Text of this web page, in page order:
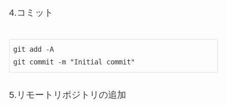
4.コミット
git add -A
5.リモートリポジトリの追加